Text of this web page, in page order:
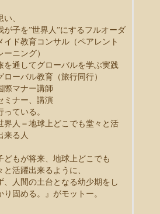
い、
が子を”世界人”にするフルオーダ
イド教育コンサル（ペアレント
ーニング）
を通してグローバルを学ぶ実践
ローバル教育（旅行同行）
際マナー講師
ミナー、講演
っている。
界人＝地球上どこでも堂々と活
来る人
どもが将来、地球上どこでも
と活躍出来るように、
、人間の土台となる幼少期をし
り固める。』がモットー。